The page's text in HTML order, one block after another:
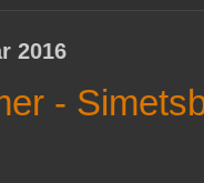
2016
-